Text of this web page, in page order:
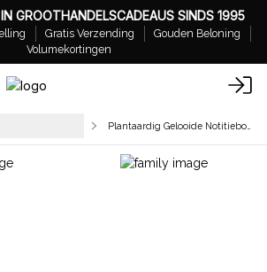
GROOTHANDELSCADEAUS SINDS 1995
Gratis Verzending
Gouden Beloning
Volumekortingen